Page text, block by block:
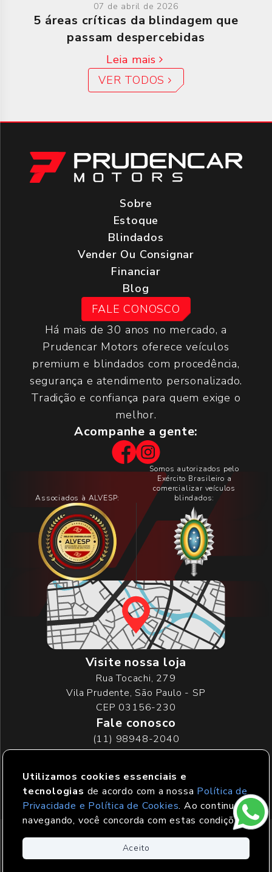
07 de abril de 2026
5 áreas críticas da blindagem que
passam despercebidas
Leia mais
VER TODOS
Sobre
Estoque
Blindados
Vender Ou Consignar
Financiar
Blog
FALE CONOSCO
Há mais de 30 anos no mercado, a
Prudencar Motors oferece veículos
premium e blindados com procedência,
segurança e atendimento personalizado.
Tradição e confiança para quem exige o
melhor.
Acompanhe a gente:
Associados à ALVESP:
Somos autorizados pelo
Exército Brasileiro a
comercializar veículos
blindados:
Visite nossa loja
Rua Tocachi, 279
Vila Prudente, São Paulo - SP
CEP 03156-230
Fale conosco
(11) 98948-2040
(11) 2916-7054
Segunda à sexta: 9h às 18h
Prudencar - Todos os direitos
reservados.
Utilizamos cookies essenciais e
tecnologias de acordo com a nossa Política de
Privacidade e Política de Cookies. Ao continuar
navegando, você concorda com estas condições.
Aceito